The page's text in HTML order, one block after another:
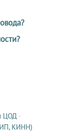
ЦОД ·
ИП, КИНН)